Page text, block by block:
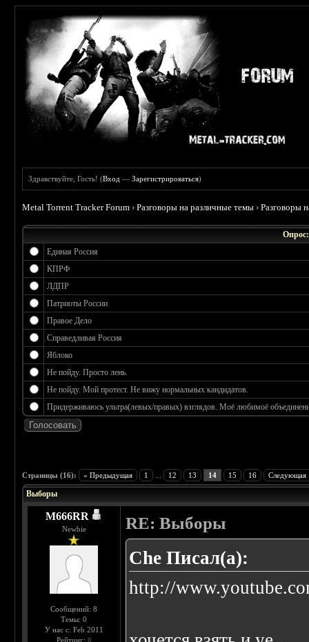
Здравствуйте, Гость! (Вход —Зарегистрироваться)
Metal Torrent Tracker Forum ›Разговоры на различные темы ›Разговоры
Опрос:
Единая Россия
КПРФ
ЛДПР
Патриоты России
Правое Дело
Справедливая Россия
Яблоко
Не пойду. Просто лень.
Не пойду. Мой протест. Не вижу нормальных кандидатов.
Придерживаюсь ультра(левых/правых) взглядов. Моё любимоё
Страницы (16): « Предыдущая 1 12 13 14 15 16 Следующая
Выборы
M666RR
Newbie
Сообщений: 8
Темы: 0
У нас с: Feb 2011
Рейтинг: 0
RE: Выборы
Che Писал(а):
http://